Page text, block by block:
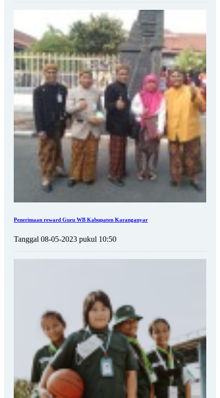
Penerimaan reward Guru WB Kabupaten Karanganyar
Tanggal 08-05-2023 pukul 10:50